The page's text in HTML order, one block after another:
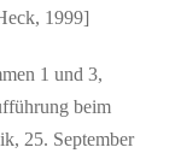
1999]
1 und 3,
beim
25. September